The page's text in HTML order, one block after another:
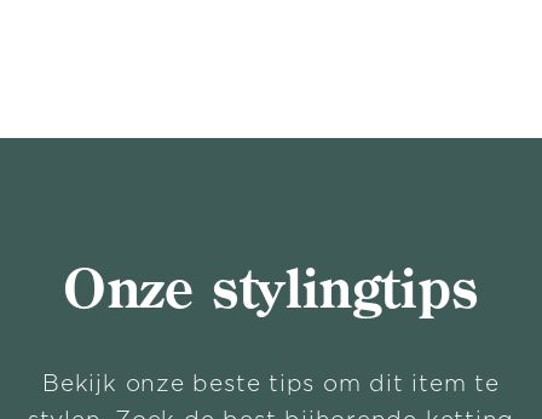
Onze stylingtips
Bekijk onze beste tips om dit item te